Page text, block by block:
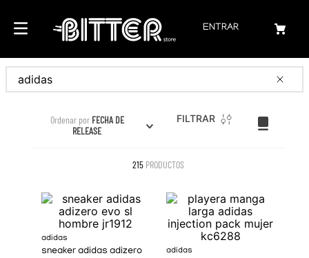
ENTRAR
Buscar
Ordenar por FECHA DE
RELEASE
FILTRAR
215 PRODUCTOS
adidas
sneaker adidas adizero
adidas